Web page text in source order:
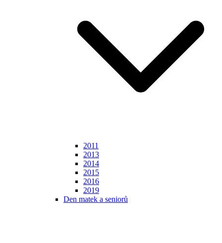
2011
2013
2014
2015
2016
2019
Den matek a seniorů